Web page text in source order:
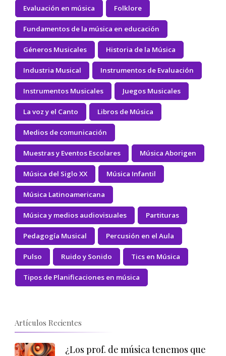
Evaluación en música Folklore
Fundamentos de la música en educación
Géneros Musicales Historia de la Música
Industria Musical Instrumentos de Evaluación
Instrumentos Musicales Juegos Musicales
La voz y el Canto Libros de Música
Medios de comunicación
Muestras y Eventos Escolares Música Aborigen
Música del Siglo XX Música Infantil
Música Latinoamericana
Música y medios audiovisuales Partituras
Pedagogía Musical Percusión en el Aula
Pulso Ruido y Sonido Tics en Música
Tipos de Planificaciones en música
Artículos Recientes
¿Los prof. de música tenemos que